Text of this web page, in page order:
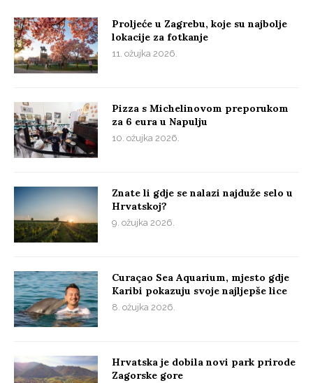
Proljeće u Zagrebu, koje su najbolje
lokacije za fotkanje
11. ožujka 2026.
Pizza s Michelinovom preporukom
za 6 eura u Napulju
10. ožujka 2026.
Znate li gdje se nalazi najduže selo u
Hrvatskoj?
9. ožujka 2026.
Curaçao Sea Aquarium, mjesto gdje
Karibi pokazuju svoje najljepše lice
8. ožujka 2026.
Hrvatska je dobila novi park prirode
Zagorske gore